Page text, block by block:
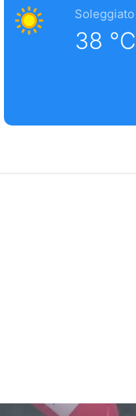
Soleggiato
38 °C